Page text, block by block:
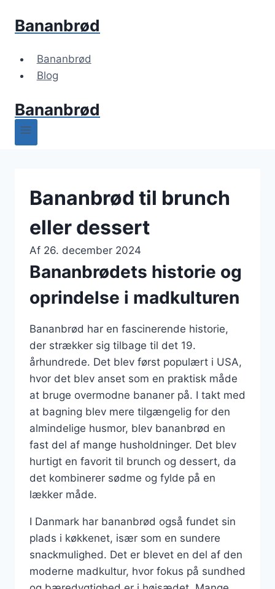
Bananbrød
Bananbrød
Blog
Bananbrød
Bananbrød til brunch
eller dessert
Af 26. december 2024
Bananbrødets historie og
oprindelse i madkulturen
Bananbrød har en fascinerende historie,
der strækker sig tilbage til det 19.
århundrede. Det blev først populært i USA,
hvor det blev anset som en praktisk måde
at bruge overmodne bananer på. I takt med
at bagning blev mere tilgængelig for den
almindelige husmor, blev bananbrød en
fast del af mange husholdninger. Det blev
hurtigt en favorit til brunch og dessert, da
det kombinerer sødme og fylde på en
lækker måde.
I Danmark har bananbrød også fundet sin
plads i køkkenet, især som en sundere
snackmulighed. Det er blevet en del af den
moderne madkultur, hvor fokus på sundhed